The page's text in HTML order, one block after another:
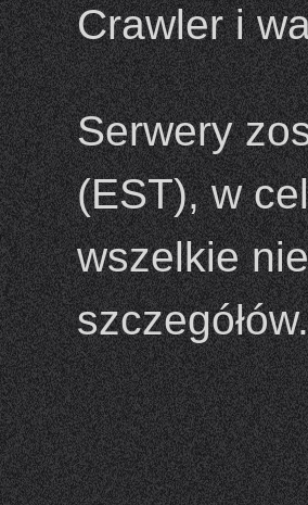
Crawler i
Serwery
(EST), w
wszelkie
szczegółów.